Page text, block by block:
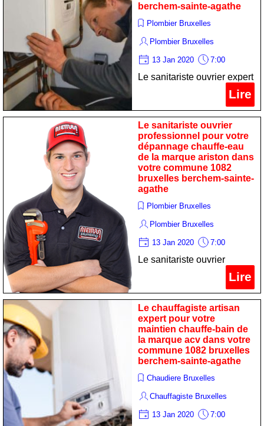
berchem-sainte-agathe
Plombier Bruxelles
Plombier Bruxelles
13 Jan 2020 7:00
Le sanitariste ouvrier expert
pour votre dépannage
chaudiere de la marque
chaffoteaux et maury dans
votre commune 1082
bruxelles berchem-sainte-
agathe
Lire
Le sanitariste ouvrier
professionnel pour votre
dépannage chauffe-eau
de la marque ariston dans
votre commune 1082
bruxelles berchem-sainte-
agathe
Plombier Bruxelles
Plombier Bruxelles
13 Jan 2020 7:00
Le sanitariste ouvrier
professionnel pour votre
dépannage chauffe-eau de
la marque ariston dans
votre commune 1082
bruxelles berchem-sainte-
agathe
Lire
Le chauffagiste artisan
expert pour votre
maintien chauffe-bain de
la marque acv dans votre
commune 1082 bruxelles
berchem-sainte-agathe
Chaudiere Bruxelles
Chauffagiste Bruxelles
13 Jan 2020 7:00